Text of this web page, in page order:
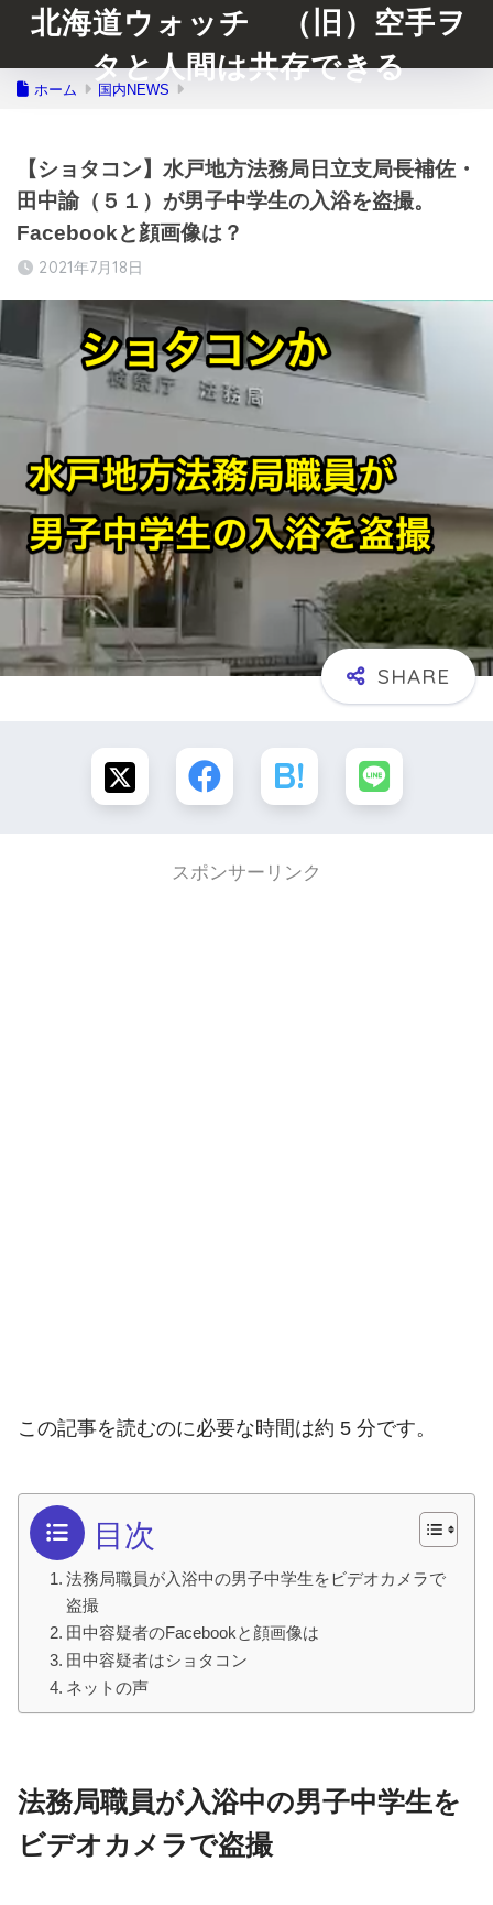
北海道ウォッチ （旧）空手ヲ
タと人間は共存できる
ホーム 国内NEWS
【ショタコン】水戸地方法務局日立支局長補佐・
田中諭（５１）が男子中学生の入浴を盗撮。
Facebookと顔画像は？
2021年7月18日
スポンサーリンク
この記事を読むのに必要な時間は約 5 分です。
目次
法務局職員が入浴中の男子中学生をビデオカメラで
盗撮
田中容疑者のFacebookと顔画像は
田中容疑者はショタコン
ネットの声
法務局職員が入浴中の男子中学生を
ビデオカメラで盗撮